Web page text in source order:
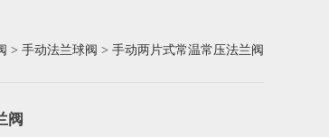
> 手动法兰球阀 > 手动两片式常温常压法兰阀
阀